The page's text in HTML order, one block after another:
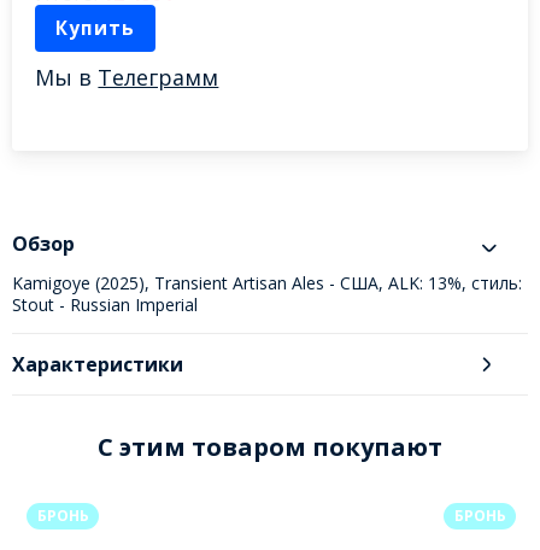
Купить
Мы в Телеграмм
Обзор
Kamigoye (2025), Transient Artisan Ales - США, ALK: 13%, стиль:
Stout - Russian Imperial
Характеристики
C этим товаром покупают
БРОНЬ БРОНЬ